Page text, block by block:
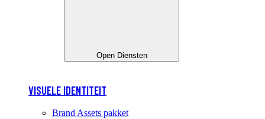
Open Diensten
VISUELE IDENTITEIT
Brand Assets pakket